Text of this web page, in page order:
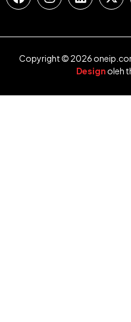
Copyright © 2026
Designoleh